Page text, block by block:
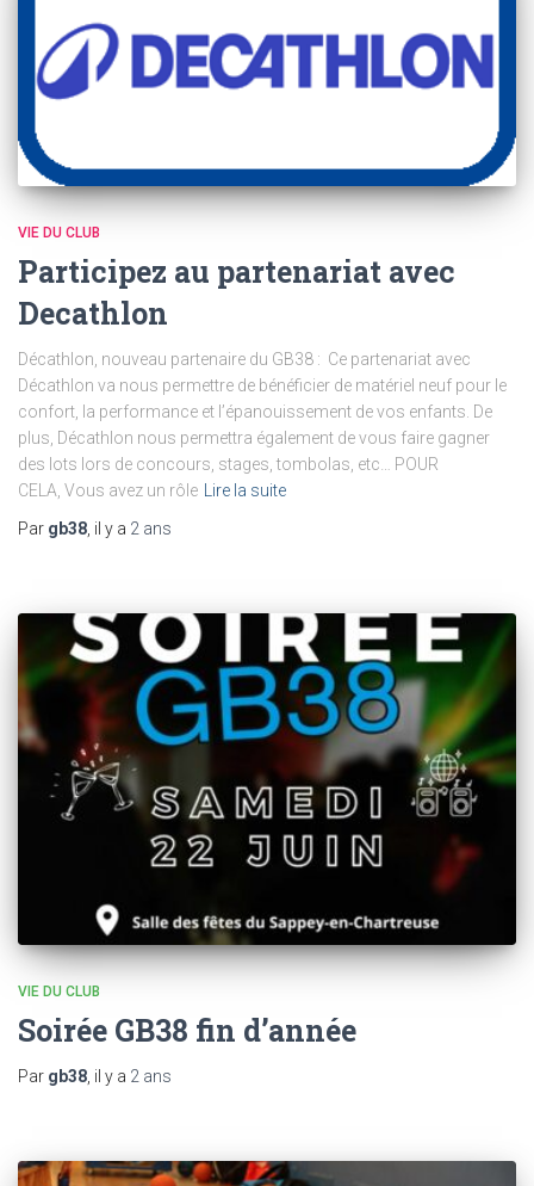
VIE DU CLUB
Participez au partenariat avec
Decathlon
Décathlon, nouveau partenaire du GB38 : Ce partenariat avec
Décathlon va nous permettre de bénéficier de matériel neuf pour le
confort, la performance et l’épanouissement de vos enfants. De
plus, Décathlon nous permettra également de vous faire gagner
des lots lors de concours, stages, tombolas, etc… POUR
CELA, Vous avez un rôle
Lire la suite
Par gb38 , il y a 2 ans
VIE DU CLUB
Soirée GB38 fin d’année
Par gb38, il y a 2 ans